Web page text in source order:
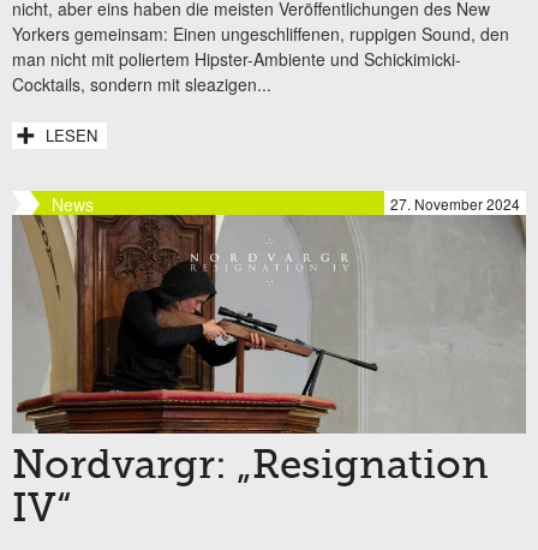
nicht, aber eins haben die meisten Veröffentlichungen des New
Yorkers gemeinsam: Einen ungeschliffenen, ruppigen Sound, den
man nicht mit poliertem Hipster-Ambiente und Schickimicki-
Cocktails, sondern mit sleazigen...
LESEN
News 27. November 2024
Nordvargr: „Resignation
IV“